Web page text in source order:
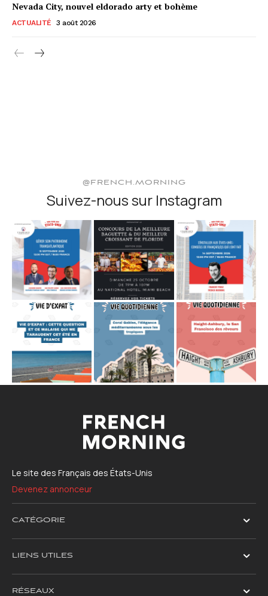
Nevada City, nouvel eldorado arty et bohème
ACTUALITÉ 3 août 2026
@FRENCH.MORNING
Suivez-nous sur Instagram
Le site des Français des États-Unis
Devenez annonceur
CATÉGORIE
LIENS UTILES
RÉSEAUX